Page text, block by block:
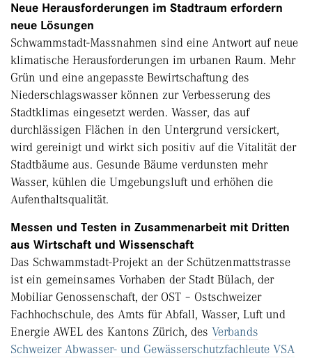
Neue Herausforderungen im Stadtraum erfordern
neue Lösungen
Schwammstadt-Massnahmen sind eine Antwort auf neue
klimatische Herausforderungen im urbanen Raum. Mehr
Grün und eine angepasste Bewirtschaftung des
Niederschlagswasser können zur Verbesserung des
Stadtklimas eingesetzt werden. Wasser, das auf
durchlässigen Flächen in den Untergrund versickert,
wird gereinigt und wirkt sich positiv auf die Vitalität der
Stadtbäume aus. Gesunde Bäume verdunsten mehr
Wasser, kühlen die Umgebungsluft und erhöhen die
Aufenthaltsqualität.
Messen und Testen in Zusammenarbeit mit Dritten
aus Wirtschaft und Wissenschaft
Das Schwammstadt-Projekt an der Schützenmattstrasse
ist ein gemeinsames Vorhaben der Stadt Bülach, der
Mobiliar Genossenschaft, der OST – Ostschweizer
Fachhochschule, des Amts für Abfall, Wasser, Luft und
Energie AWEL des Kantons Zürich, des Verbands
Schweizer Abwasser- und Gewässerschutzfachleute VSA